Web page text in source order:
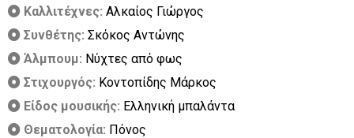
Καλλιτέχνες: Αλκαίος Γιώργος
Συνθέτης: Σκόκος Αντώνης
Άλμπουμ: Νύχτες από φως
Στιχουργός: Κοντοπίδης Μάρκος
Είδος μουσικής: Ελληνική μπαλάντα
Θεματολογία: Πόνος